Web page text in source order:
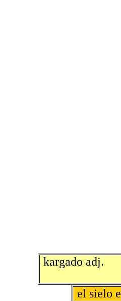
kargado adj.
el sielo